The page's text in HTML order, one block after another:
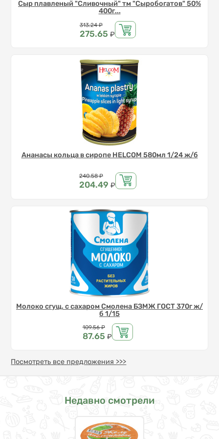
Сыр плавленый "Сливочный" тм "Сыробогатов" 50%
400г...
Цена
313.24 ₽
275.65 ₽
Ананасы кольца в сиропе HELCOM 580мл 1/24 ж/б
Цена
240.58 ₽
204.49 ₽
Молоко сгущ. с сахаром Смолена БЗМЖ ГОСТ 370г ж/
б 1/15
Цена
109.56 ₽
87.65 ₽
Посмотреть все предложения >>>
Недавно смотрели